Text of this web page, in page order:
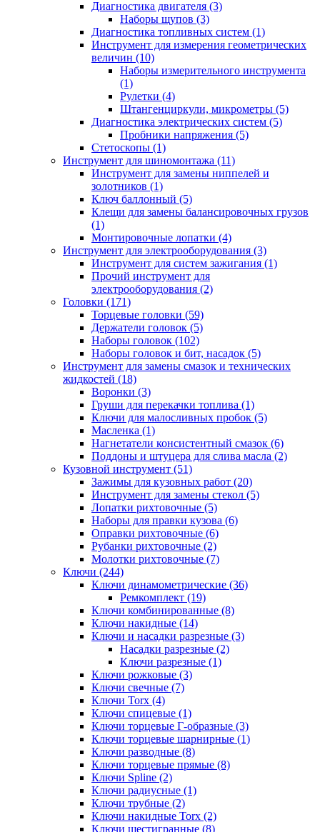
Диагностика двигателя (3)
Наборы щупов (3)
Диагностика топливных систем (1)
Инструмент для измерения геометрических
величин (10)
Наборы измерительного инструмента
(1)
Рулетки (4)
Штангенциркули, микрометры (5)
Диагностика электрических систем (5)
Пробники напряжения (5)
Стетоскопы (1)
Инструмент для шиномонтажа (11)
Инструмент для замены ниппелей и
золотников (1)
Ключ баллонный (5)
Клещи для замены балансировочных грузов
(1)
Монтировочные лопатки (4)
Инструмент для электрооборудования (3)
Инструмент для систем зажигания (1)
Прочий инструмент для
электрооборудования (2)
Головки (171)
Торцевые головки (59)
Держатели головок (5)
Наборы головок (102)
Наборы головок и бит, насадок (5)
Инструмент для замены смазок и технических
жидкостей (18)
Воронки (3)
Груши для перекачки топлива (1)
Ключи для малосливных пробок (5)
Масленка (1)
Нагнетатели консистентный смазок (6)
Поддоны и штуцера для слива масла (2)
Кузовной инструмент (51)
Зажимы для кузовных работ (20)
Инструмент для замены стекол (5)
Лопатки рихтовочные (5)
Наборы для правки кузова (6)
Оправки рихтовочные (6)
Рубанки рихтовочные (2)
Молотки рихтовочные (7)
Ключи (244)
Ключи динамометрические (36)
Ремкомплект (19)
Ключи комбинированные (8)
Ключи накидные (14)
Ключи и насадки разрезные (3)
Насадки разрезные (2)
Ключи разрезные (1)
Ключи рожковые (3)
Ключи свечные (7)
Ключи Torx (4)
Ключи спицевые (1)
Ключи торцевые Г-образные (3)
Ключи торцевые шарнирные (1)
Ключи разводные (8)
Ключи торцевые прямые (8)
Ключи Spline (2)
Ключи радиусные (1)
Ключи трубные (2)
Ключи накидные Torx (2)
Ключи шестигранные (8)